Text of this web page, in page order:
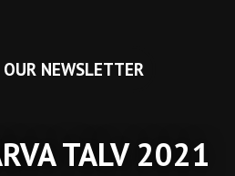
NEWSLETTER
TALV 2021